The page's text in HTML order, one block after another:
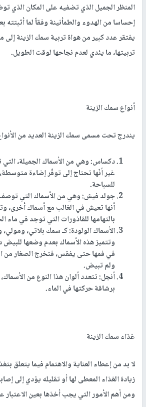
المنظر الجميل الذي تضفيه على المكان الذي
إحساسا من الهدوء والطمأنينة وفقاً لما
يفتقر عدد كبير من هواة تربية سمك الزينة
تربيتها، ما يئدي لعدم نجاحها لوقت الطويل.
أنواع سمك الزينة
يندرج تحت مسمى سمك الزينة العديد من
دكساس: وهي من الأسماك الجميلة، التي
غير أنّها تحتاج إلى توفّر إضاءة
للسباحة.
جولد فيش: وهي من الأسماك التي توصف
أنها تعيش في الغالب مع أسماك أخرى،
بالتهامها للقاذورات التي توجد في
الأسماك الولودة: كـ سمك بلاتي،
وتتميز هذه الأسماك بعدم وضعها
في فمها حتى يفقس، فتخرج الصغار من
ولم تبيض.
أنجل: تتعدد ألوان هذا النوع من
برشاقة حركتها في الماء.
غذاء سمك الزينة
لا بد من إعطاء العناية والاهتمام فيما يتعلق
زيادة الغذاء المعطى لها أو تقليله يؤدي إلى
ومن أهم الأمور التي يجب أخذها بعين الاعتبار